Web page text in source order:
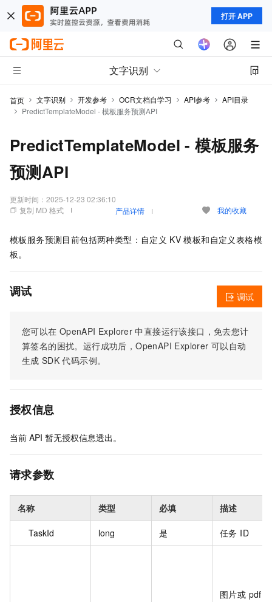
打开 APP
文字识别
首页 文字识别 开发参考 OCR文档自学习 API参考
API目录
PredictTemplateModel - 模板服务预测API
PredictTemplateModel - 模板服务
预测API
更新时间： 2025-12-23 02:36:10
复制 MD 格式
产品详情 我的收藏
模板服务预测目前包括两种类型：自定义 KV 模板和自定义表格模
板。
调试
您可以在 OpenAPI Explorer 中直接运行该接口，免去您计
算签名的困扰。运行成功后，OpenAPI Explorer 可以自动
生成 SDK 代码示例。
调试
授权信息
当前 API 暂无授权信息透出。
请求参数
名称 类型 必填 描述
TaskId long 是 任务 ID
图片或 pdf